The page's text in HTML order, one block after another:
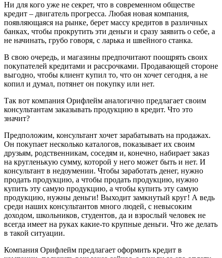
Ни для кого уже не секрет, что в современном обществе
кредит – двигатель прогресса. Любая новая компания,
появляющаяся на рынке, берет массу кредитов в различных
банках, чтобы прокрутить эти деньги и сразу заявить о себе, а
не начинать, грубо говоря, с ларька и швейного станка.
В свою очередь, и магазины предпочитают поощрять своих
покупателей кредитами и рассрочками. Продавающей стороне
выгодно, чтобы клиент купил то, что он хочет сегодня, а не
копил и думал, потянет он покупку или нет.
Так вот компания Орифлейм аналогично предлагает своим
консультантам заказывать продукцию в кредит. Что это
значит?
Предположим, консультант хочет зарабатывать на продажах.
Он покупает несколько каталогов, показывает их своим
друзьям, родственникам, соседям и, конечно, набирает заказ
на кругленькую сумму, которой у него может быть и нет. И
консультант в недоумении. Чтобы заработать денег, нужно
продать продукцию, а чтобы продать продукцию, нужно
купить эту самую продукцию, а чтобы купить эту самую
продукцию, нужны деньги! Выходит замкнутый круг! А ведь
среди наших консультантов много людей, с невысоким
доходом, школьников, студентов, да и взрослый человек не
всегда имеет на руках какие-то крупные деньги. Что же делать
в такой ситуации.
Компания Орифлейм предлагает оформить кредит в